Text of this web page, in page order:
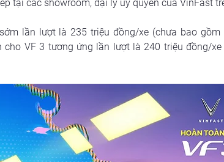
tại các showroom, đại lý ủy quyền của VinFast
lần lượt là 235 triệu đồng/xe (chưa bao gồm
VF 3 tương ứng lần lượt là 240 triệu đồng/